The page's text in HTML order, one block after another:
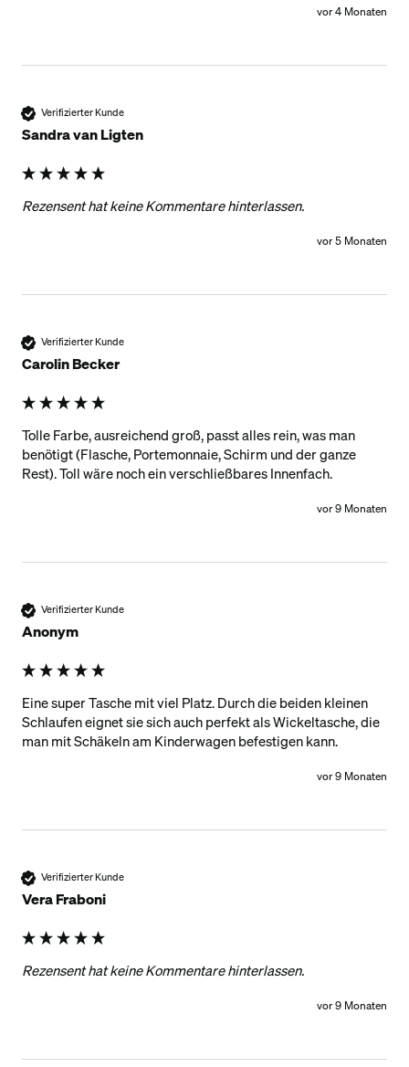
vor 4 Monaten
Verifizierter Kunde
Sandra van Ligten
Rezensent hat keine Kommentare hinterlassen.
vor 5 Monaten
Verifizierter Kunde
Carolin Becker
Tolle Farbe, ausreichend groß, passt alles rein, was man
benötigt (Flasche, Portemonnaie, Schirm und der ganze
Rest). Toll wäre noch ein verschließbares Innenfach.
vor 9 Monaten
Verifizierter Kunde
Anonym
Eine super Tasche mit viel Platz. Durch die beiden kleinen
Schlaufen eignet sie sich auch perfekt als Wickeltasche, die
man mit Schäkeln am Kinderwagen befestigen kann.
vor 9 Monaten
Verifizierter Kunde
Vera Fraboni
Rezensent hat keine Kommentare hinterlassen.
vor 9 Monaten